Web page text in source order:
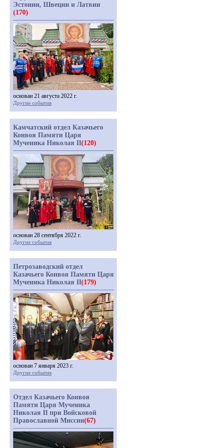
Эстонии, Швеции и Латвии
(170)
основан 21 августа 2022 г.
Другие события
Камчатский отдел Казачьего
Конвоя Памяти Царя
Мученика Николая II(120)
основан 28 сентября 2022 г.
Другие события
Петрозаводский отдел
Казачьего Конвоя Памяти Царя
Мученика Николая II(179)
основан 7 января 2023 г.
Другие события
Отдел Казачьего Конвоя
Памяти Царя Мученика
Николая II при Войсковой
Православной Миссии(67)